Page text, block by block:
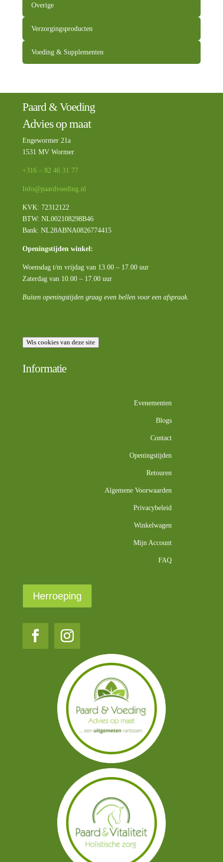
Overige
Verzorgingsproducten
Voeding & Supplementen
Paard & Voeding
Advies op maat
Engewormer 21a
1531 MV Wormer
+316 – 82 46 31 77
Info@paardvoeding.nl
KVK: 72312122
BTW: NL002108298B46
Bank: NL28ABNA0826774415
Openingstijden winkel:
Woensdag t/m vrijdag van 13.00 – 17.00 uur
Zaterdag van 10.00 – 17.00 uur
Buiten openingstijden graag even bellen voor een afspraak.
Wis cookies van deze site
Informatie
Evenementen
Blogs
Contact
Openingstijden
Retouren
Algemene Voorwaarden
Privacybeleid
Winkelwagen
Mijn Account
FAQ
Herroeping